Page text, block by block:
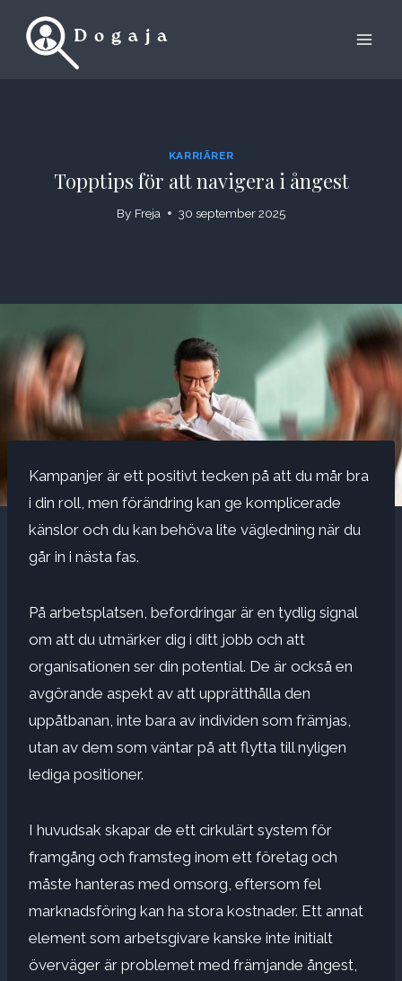
KARRIÄRER
Topptips för att navigera i ångest
By Freja 30 september 2025
Kampanjer är ett positivt tecken på att du mår bra
i din roll, men förändring kan ge komplicerade
känslor och du kan behöva lite vägledning när du
går in i nästa fas.
På arbetsplatsen, befordringar är en tydlig signal
om att du utmärker dig i ditt jobb och att
organisationen ser din potential. De är också en
avgörande aspekt av att upprätthålla den
uppåtbanan, inte bara av individen som främjas,
utan av dem som väntar på att flytta till nyligen
lediga positioner.
I huvudsak skapar de ett cirkulärt system för
framgång och framsteg inom ett företag och
måste hanteras med omsorg, eftersom fel
marknadsföring kan ha stora kostnader. Ett annat
element som arbetsgivare kanske inte initialt
överväger är problemet med främjande ångest,